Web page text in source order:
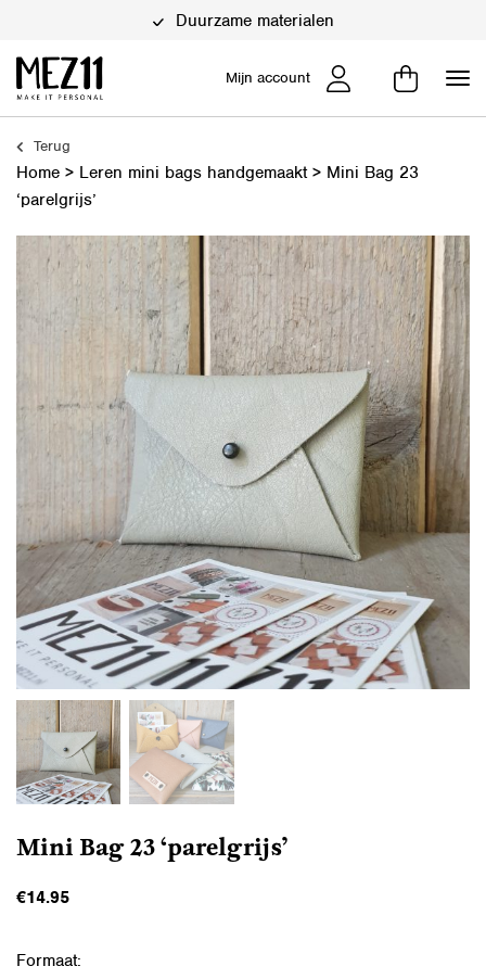
Duurzame materialen
Mijn account
Terug
Home > Leren mini bags handgemaakt> Mini Bag 23
‘parelgrijs’
Mini Bag 23 ‘parelgrijs’
€14.95
Formaat: